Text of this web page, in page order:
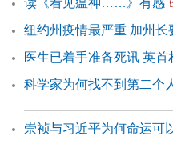
读《看见瘟神……》有感
纽约州疫情最严重 加州长
医生已着手准备死讯 英首
科学家为何找不到第二个
崇祯与习近平为何命运可